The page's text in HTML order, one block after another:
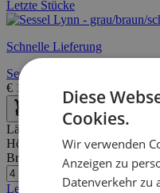
Letzte Stücke
Schnelle Lieferung
Sessel Lynn - grau/braun/
€ 151,20 216,00
Länge:
42 cm
Höhe:
80 cm
Breite/Tiefe:
54 cm
Letzte Stücke
Diese
Cookies.
Wir verwenden
Anzeigen zu
Datenverkehr zu